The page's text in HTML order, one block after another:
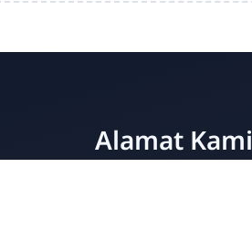
Alamat Kami